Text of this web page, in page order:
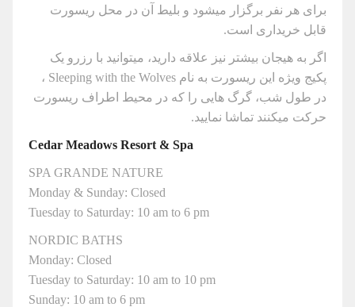
برای هر نفر برگزار میشود و بلیط آن در محل ریسورت
قابل خریداری است.
اگر به هیجان بیشتر نیز علاقه دارید، میتوانید با رزرو یک
پکیج ویژه این ریسورت به نام Sleeping with the Wolves ،
در طول شب، گرگ هایی را که در محیط اطراف ریسورت
حرکت میکنند تماشا نمایید.
Cedar Meadows Resort & Spa
SPA GRANDE NATURE
Monday & Sunday: Closed
Tuesday to Saturday: 10 am to 6 pm
NORDIC BATHS
Monday: Closed
Tuesday to Saturday: 10 am to 10 pm
Sunday: 10 am to 6 pm